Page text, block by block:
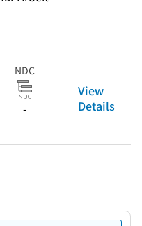
NDC
-
View
Details